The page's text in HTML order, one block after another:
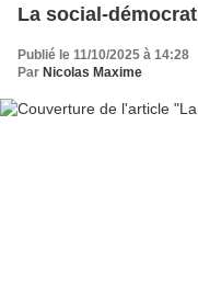
La social-
Publié le 11/10/2025 à 14:28
Par Nicolas Maxime